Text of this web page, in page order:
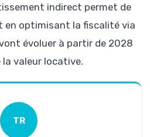
indirect permet de
optimisant la fiscalité via
évoluer à partir de 2028
la valeur locative.
TR